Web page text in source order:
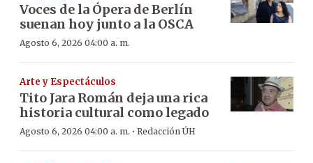
Voces de la Ópera de Berlín
suenan hoy junto a la OSCA
Agosto 6, 2026 04:00 a. m.
Arte y Espectáculos
Tito Jara Román deja una rica
historia cultural como legado
Agosto 6, 2026 04:00 a. m. · Redacción ÚH